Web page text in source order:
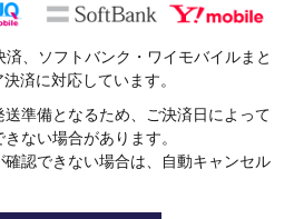
済、ソフトバンク・ワイモバイルまと
済に対応しています。
準備となるため、ご決済日によって
ない場合があります。
確認できない場合は、自動キャンセル